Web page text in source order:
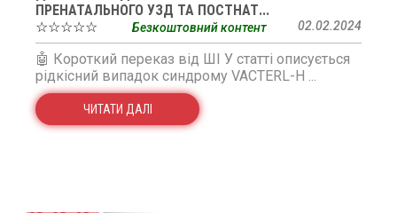
ПРЕНАТАЛЬНОГО УЗД ТА ПОСТНАТ...
☆☆☆☆☆
02.02.2024
Безкоштовний контент
🤖 Короткий переказ від ШІ У статті описується
рідкісний випадок синдрому VACTERL-H ...
ЧИТАТИ ДАЛІ